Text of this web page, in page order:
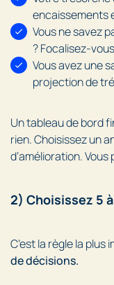
encaissements
Vous ne savez
? Focalisez-
Vous avez une
projection de
Un tableau de bord
rien. Choisissez un
d’amélioration.
2) Choisissez 5
C’est la règle la plus
de décisions.